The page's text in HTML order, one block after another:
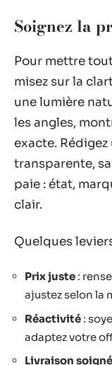
Soignez la
Pour mettre
misez sur la
une lumière
les angles,
exacte.
transparente,
paie : état,
clair.
Quelques
Prix juste :
ajustez selon la
Réactivité :
adaptez votre
Livraison